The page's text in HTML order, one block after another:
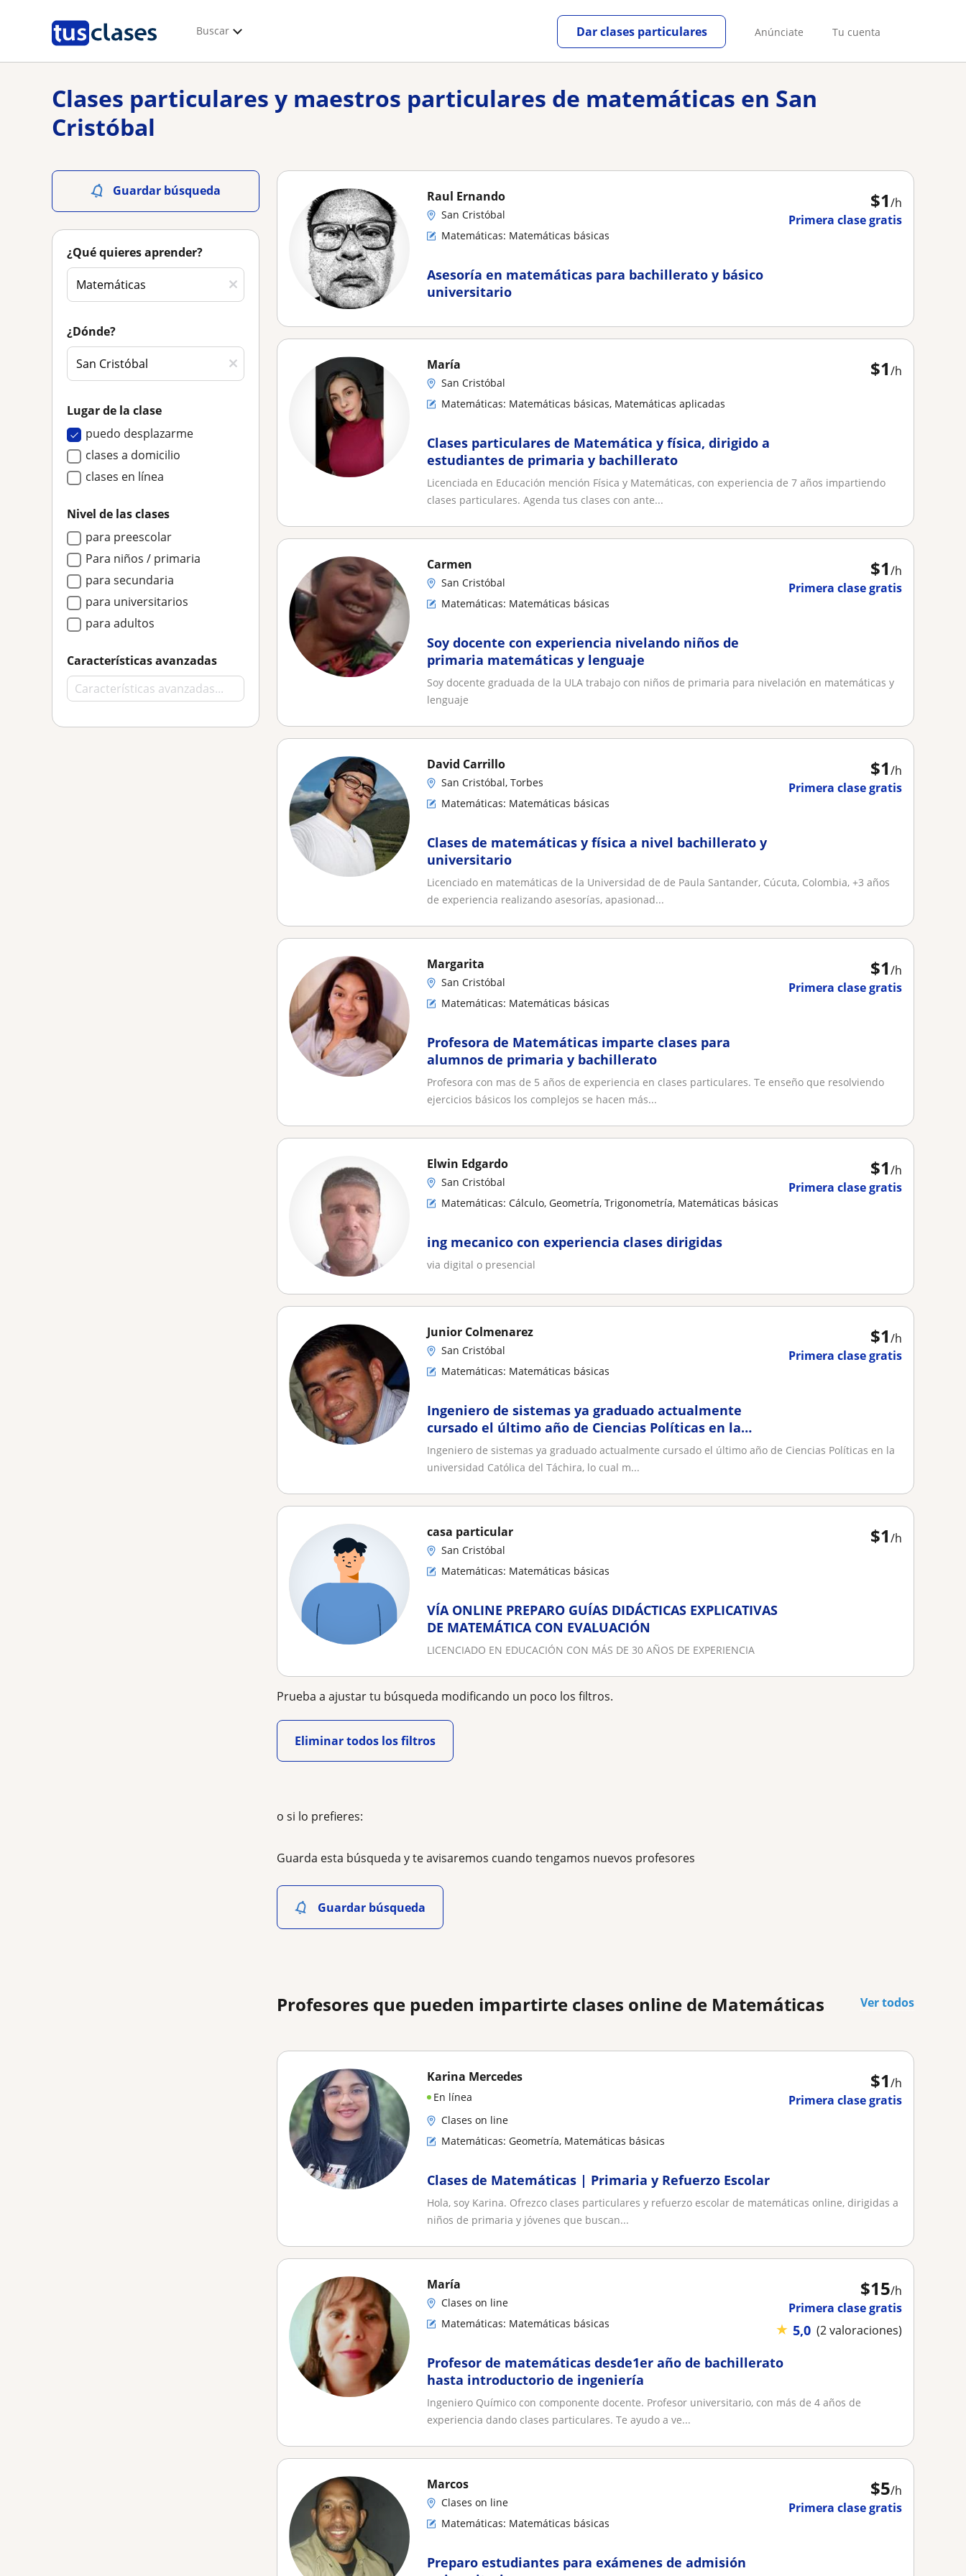
Buscar Anúnciate Tu cuenta
Dar clases particulares
Clases particulares y maestros particulares de matemáticas en San
Cristóbal
Guardar búsqueda
¿Qué quieres aprender?
¿Dónde?
Lugar de la clase
puedo desplazarme
clases a domicilio
clases en línea
Nivel de las clases
para preescolar
Para niños / primaria
para secundaria
para universitarios
para adultos
Características avanzadas
$1/h
Primera clase gratis
Raul Ernando
San Cristóbal
Matemáticas: Matemáticas básicas
Asesoría en matemáticas para bachillerato y básico
universitario
$1/h
María
San Cristóbal
Matemáticas: Matemáticas básicas, Matemáticas aplicadas
Clases particulares de Matemática y física, dirigido a
estudiantes de primaria y bachillerato
Licenciada en Educación mención Física y Matemáticas, con experiencia de 7 años impartiendo
clases particulares. Agenda tus clases con ante...
$1/h
Primera clase gratis
Carmen
San Cristóbal
Matemáticas: Matemáticas básicas
Soy docente con experiencia nivelando niños de
primaria matemáticas y lenguaje
Soy docente graduada de la ULA trabajo con niños de primaria para nivelación en matemáticas y
lenguaje
$1/h
Primera clase gratis
David Carrillo
San Cristóbal, Torbes
Matemáticas: Matemáticas básicas
Clases de matemáticas y física a nivel bachillerato y
universitario
Licenciado en matemáticas de la Universidad de de Paula Santander, Cúcuta, Colombia, +3 años
de experiencia realizando asesorías, apasionad...
$1/h
Primera clase gratis
Margarita
San Cristóbal
Matemáticas: Matemáticas básicas
Profesora de Matemáticas imparte clases para
alumnos de primaria y bachillerato
Profesora con mas de 5 años de experiencia en clases particulares. Te enseño que resolviendo
ejercicios básicos los complejos se hacen más...
$1/h
Primera clase gratis
Elwin Edgardo
San Cristóbal
Matemáticas: Cálculo, Geometría, Trigonometría, Matemáticas básicas
ing mecanico con experiencia clases dirigidas
via digital o presencial
$1/h
Primera clase gratis
Junior Colmenarez
San Cristóbal
Matemáticas: Matemáticas básicas
Ingeniero de sistemas ya graduado actualmente
cursado el último año de Ciencias Políticas en la
universidad Católica del Táchira, lo cual me ayuda para
impartir materias en las áreas de la Ciencias sociales
Ingeniero de sistemas ya graduado actualmente cursado el último año de Ciencias Políticas en la
universidad Católica del Táchira, lo cual m...
$1/h
casa particular
San Cristóbal
Matemáticas: Matemáticas básicas
VÍA ONLINE PREPARO GUÍAS DIDÁCTICAS EXPLICATIVAS
DE MATEMÁTICA CON EVALUACIÓN
LICENCIADO EN EDUCACIÓN CON MÁS DE 30 AÑOS DE EXPERIENCIA
Prueba a ajustar tu búsqueda modificando un poco los filtros.
Eliminar todos los filtros
o si lo prefieres:
Guarda esta búsqueda y te avisaremos cuando tengamos nuevos profesores
Guardar búsqueda
Profesores que pueden impartirte clases online de Matemáticas Ver todos
$1/h
Primera clase gratis
Karina Mercedes
En línea
Clases on line
Matemáticas: Geometría, Matemáticas básicas
​Clases de Matemáticas | Primaria y Refuerzo Escolar
Hola, soy Karina. Ofrezco clases particulares y refuerzo escolar de matemáticas online, dirigidas a
niños de primaria y jóvenes que buscan...
$15/h
Primera clase gratis
★ 5,0 (2 valoraciones)
María
Clases on line
Matemáticas: Matemáticas básicas
Profesor de matemáticas desde1er año de bachillerato
hasta introductorio de ingeniería
Ingeniero Químico con componente docente. Profesor universitario, con más de 4 años de
experiencia dando clases particulares. Te ayudo a ve...
$5/h
Primera clase gratis
Marcos
Clases on line
Matemáticas: Matemáticas básicas
Preparo estudiantes para exámenes de admisión